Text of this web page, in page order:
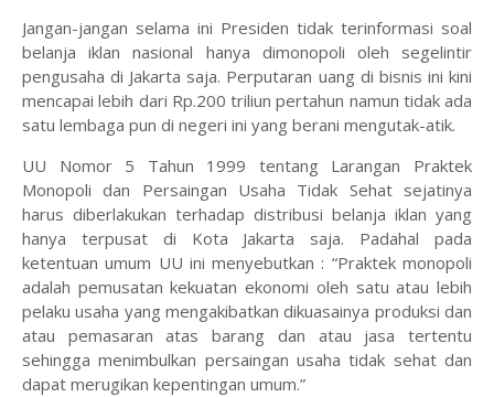
Jangan-jangan selama ini Presiden tidak terinformasi soal
belanja iklan nasional hanya dimonopoli oleh segelintir
pengusaha di Jakarta saja. Perputaran uang di bisnis ini kini
mencapai lebih dari Rp.200 triliun pertahun namun tidak ada
satu lembaga pun di negeri ini yang berani mengutak-atik.
UU Nomor 5 Tahun 1999 tentang Larangan Praktek
Monopoli dan Persaingan Usaha Tidak Sehat sejatinya
harus diberlakukan terhadap distribusi belanja iklan yang
hanya terpusat di Kota Jakarta saja. Padahal pada
ketentuan umum UU ini menyebutkan : “Praktek monopoli
adalah pemusatan kekuatan ekonomi oleh satu atau lebih
pelaku usaha yang mengakibatkan dikuasainya produksi dan
atau pemasaran atas barang dan atau jasa tertentu
sehingga menimbulkan persaingan usaha tidak sehat dan
dapat merugikan kepentingan umum.”